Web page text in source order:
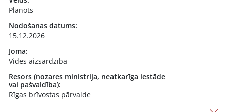
Plānots
Nodošanas datums:
15.12.2026
Joma:
Vides aizsardzība
Resors (nozares ministrija, neatkarīga iestāde
vai pašvaldība):
Rīgas brīvostas pārvalde